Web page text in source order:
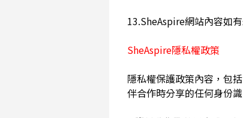
13.SheAspire網站內容如
SheAspire隱私權政策
隱私權保護政策內容，包
伴合作時分享的任何身份